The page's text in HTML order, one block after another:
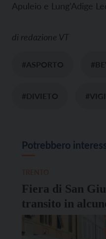
Apuleio e Lung’Adige
di redazione VT
#ASPORTO
#DIVIETO
Potrebbero
Fiera di San
transito in